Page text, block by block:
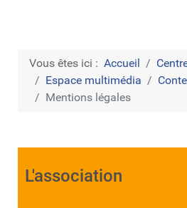
Vous êtes ici : Accueil
Espace multimédia
Mentions légales
L'association